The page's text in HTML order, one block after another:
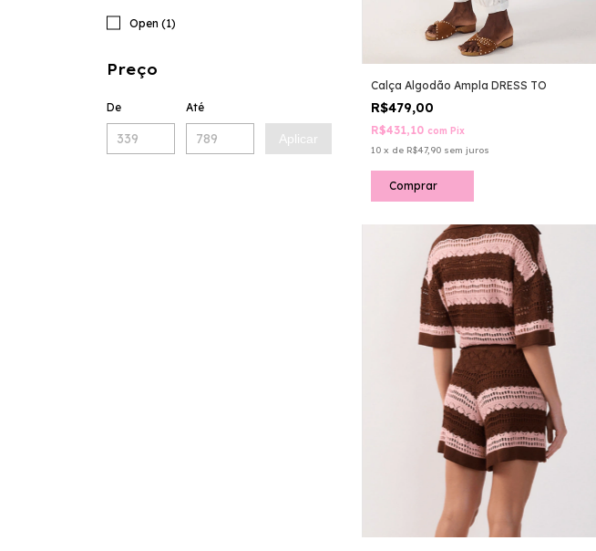
Open (1)
Preço
De Até
Aplicar
Calça Algodão Ampla DRESS TO
R$479,00
R$431,10 com Pix
10 x de R$47,90 sem juros
Comprar